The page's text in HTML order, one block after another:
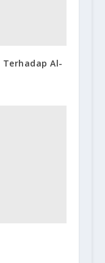
Terhadap Al-